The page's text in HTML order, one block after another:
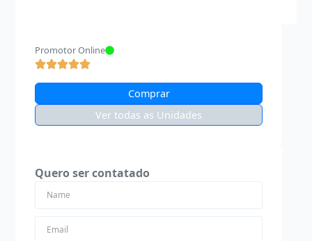
Promotor Online
Comprar
Ver todas as Unidades
Quero ser contatado